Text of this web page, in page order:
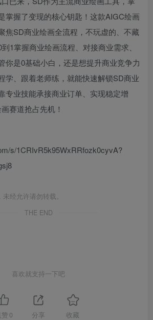
掌握了变现的核心钥匙！这款AIGC绘画
焦SD商业绘画全流程，不玩虚的、不藏
1掌握商业绘画流程、对接商业需求、
你是0基础小白，还是想提升商业竞争力
学、跟着老师练，就能快速解锁SD商业
专业技能承接商业订单、实现稳定增
赛道抢占先机！
s/1CRIvR5k95WxRRfozk0cyvA?
经允许请勿转载。
THE END
喜欢就支持一下吧
0 分享 收藏